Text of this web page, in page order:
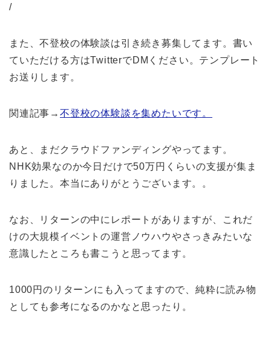
/
また、不登校の体験談は引き続き募集してます。書い
ていただける方はTwitterでDMください。テンプレート
お送りします。
関連記事→ 不登校の体験談を集めたいです。
あと、まだクラウドファンディングやってます。
NHK効果なのか今日だけで50万円くらいの支援が集ま
りました。本当にありがとうございます。。
なお、リターンの中にレポートがありますが、これだ
けの大規模イベントの運営ノウハウやさっきみたいな
意識したところも書こうと思ってます。
1000円のリターンにも入ってますので、純粋に読み物
としても参考になるのかなと思ったり。